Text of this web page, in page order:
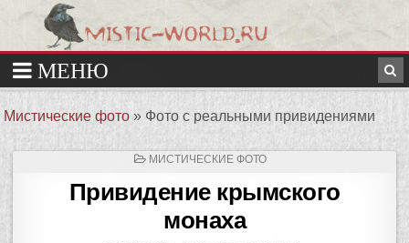
Мистические фото » Фото с реальными привидениями
ОПУБЛИКОВАНО
МИСТИЧЕСКИЕ ФОТО
Привидение крымского
монаха